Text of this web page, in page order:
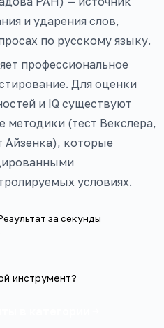
и ударения слов,
по русскому языку.
профессиональное
Для оценки
и IQ существуют
методики (тест Векслера,
Айзенка), которые
условиях.
за секунды
инструмент?